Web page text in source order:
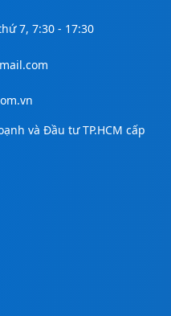
7, 7:30 - 17:30
và Đầu tư TP.HCM cấp